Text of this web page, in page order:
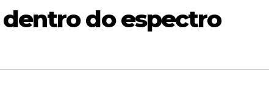
do espectro